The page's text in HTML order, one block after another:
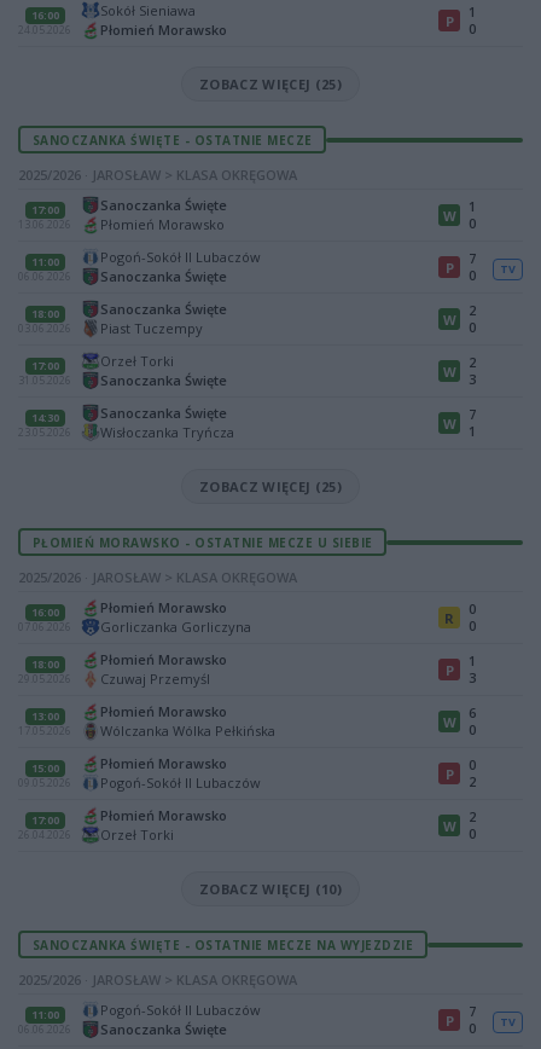
16:00
24.05.2026
Sokół Sieniawa
Płomień Morawsko
P
1
0
ZOBACZ WIĘCEJ (25)
SANOCZANKA ŚWIĘTE - OSTATNIE MECZE
2025/2026 · JAROSŁAW > KLASA OKRĘGOWA
17:00
13.06.2026
Sanoczanka Święte
Płomień Morawsko
W
1
0
11:00
06.06.2026
Pogoń-Sokół II Lubaczów
Sanoczanka Święte
P
7
0
TV
18:00
03.06.2026
Sanoczanka Święte
Piast Tuczempy
W
2
0
17:00
31.05.2026
Orzeł Torki
Sanoczanka Święte
W
2
3
14:30
23.05.2026
Sanoczanka Święte
Wisłoczanka Tryńcza
W
7
1
ZOBACZ WIĘCEJ (25)
PŁOMIEŃ MORAWSKO - OSTATNIE MECZE U SIEBIE
2025/2026 · JAROSŁAW > KLASA OKRĘGOWA
16:00
07.06.2026
Płomień Morawsko
Gorliczanka Gorliczyna
R
0
0
18:00
29.05.2026
Płomień Morawsko
Czuwaj Przemyśl
P
1
3
13:00
17.05.2026
Płomień Morawsko
Wólczanka Wólka Pełkińska
W
6
0
15:00
09.05.2026
Płomień Morawsko
Pogoń-Sokół II Lubaczów
P
0
2
17:00
26.04.2026
Płomień Morawsko
Orzeł Torki
W
2
0
ZOBACZ WIĘCEJ (10)
SANOCZANKA ŚWIĘTE - OSTATNIE MECZE NA WYJEZDZIE
2025/2026 · JAROSŁAW > KLASA OKRĘGOWA
11:00
06.06.2026
Pogoń-Sokół II Lubaczów
Sanoczanka Święte
P
7
0
TV